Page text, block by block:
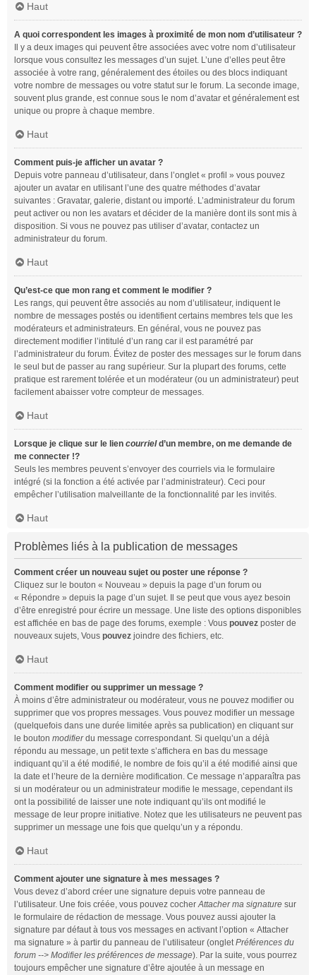
Haut
A quoi correspondent les images à proximité de mon nom d’utilisateur ?
Il y a deux images qui peuvent être associées avec votre nom d’utilisateur
lorsque vous consultez les messages d’un sujet. L’une d’elles peut être
associée à votre rang, généralement des étoiles ou des blocs indiquant
votre nombre de messages ou votre statut sur le forum. La seconde image,
souvent plus grande, est connue sous le nom d’avatar et généralement est
unique ou propre à chaque membre.
Haut
Comment puis-je afficher un avatar ?
Depuis votre panneau d’utilisateur, dans l’onglet « profil » vous pouvez
ajouter un avatar en utilisant l’une des quatre méthodes d’avatar
suivantes : Gravatar, galerie, distant ou importé. L’administrateur du forum
peut activer ou non les avatars et décider de la manière dont ils sont mis à
disposition. Si vous ne pouvez pas utiliser d’avatar, contactez un
administrateur du forum.
Haut
Qu’est-ce que mon rang et comment le modifier ?
Les rangs, qui peuvent être associés au nom d’utilisateur, indiquent le
nombre de messages postés ou identifient certains membres tels que les
modérateurs et administrateurs. En général, vous ne pouvez pas
directement modifier l’intitulé d’un rang car il est paramétré par
l’administrateur du forum. Évitez de poster des messages sur le forum dans
le seul but de passer au rang supérieur. Sur la plupart des forums, cette
pratique est rarement tolérée et un modérateur (ou un administrateur) peut
facilement abaisser votre compteur de messages.
Haut
Lorsque je clique sur le lien courrield’un membre, on me demande de
me connecter !?
Seuls les membres peuvent s’envoyer des courriels via le formulaire
intégré (si la fonction a été activée par l’administrateur). Ceci pour
empêcher l’utilisation malveillante de la fonctionnalité par les invités.
Haut
Problèmes liés à la publication de messages
Comment créer un nouveau sujet ou poster une réponse ?
Cliquez sur le bouton « Nouveau » depuis la page d’un forum ou
« Répondre » depuis la page d’un sujet. Il se peut que vous ayez besoin
d’être enregistré pour écrire un message. Une liste des options disponibles
est affichée en bas de page des forums, exemple : Vous pouvez poster de
nouveaux sujets, Vous pouvez joindre des fichiers, etc.
Haut
Comment modifier ou supprimer un message ?
À moins d’être administrateur ou modérateur, vous ne pouvez modifier ou
supprimer que vos propres messages. Vous pouvez modifier un message
(quelquefois dans une durée limitée après sa publication) en cliquant sur
le bouton modifierdu message correspondant. Si quelqu’un a déjà
répondu au message, un petit texte s’affichera en bas du message
indiquant qu’il a été modifié, le nombre de fois qu’il a été modifié ainsi que
la date et l’heure de la dernière modification. Ce message n’apparaîtra pas
si un modérateur ou un administrateur modifie le message, cependant ils
ont la possibilité de laisser une note indiquant qu’ils ont modifié le
message de leur propre initiative. Notez que les utilisateurs ne peuvent pas
supprimer un message une fois que quelqu’un y a répondu.
Haut
Comment ajouter une signature à mes messages ?
Vous devez d’abord créer une signature depuis votre panneau de
l’utilisateur. Une fois créée, vous pouvez cocherAttacher ma signature sur
le formulaire de rédaction de message. Vous pouvez aussi ajouter la
signature par défaut à tous vos messages en activant l’option « Attacher
ma signature » à partir du panneau de l’utilisateur (ongletPréférences du
forum --> Modifier les préférences de message). Par la suite, vous pourrez
toujours empêcher une signature d’être ajoutée à un message en